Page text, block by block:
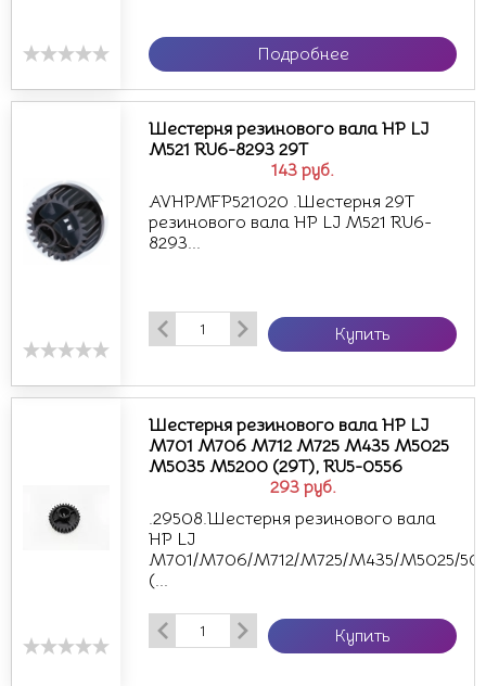
Подробнее
143 руб.
Шестерня резинового вала HP LJ
M521 RU6-8293 29Т
AVHPMFP521020 .Шестерня 29Т
резинового вала HP LJ M521 RU6-
8293...
Купить
293 руб.
Шестерня резинового вала HP LJ
M701 M706 M712 M725 M435 M5025
M5035 M5200 (29T), RU5-0556
.29508.Шестерня резинового вала
HP LJ
M701/M706/M712/M725/M435/M5025/
(...
Купить